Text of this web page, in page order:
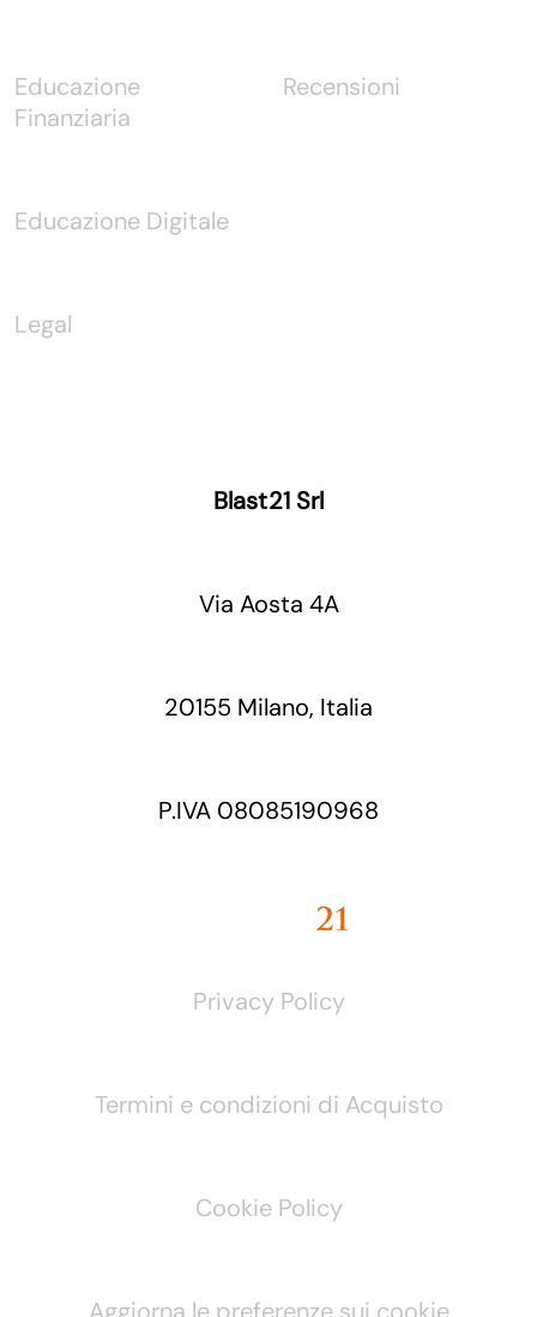
Educazione
Finanziaria
Educazione Digitale
Legal
Recensioni
Blast21 Srl
Via Aosta 4A
20155 Milano, Italia
P.IVA 08085190968
Privacy Policy
Termini e condizioni di Acquisto
Cookie Policy